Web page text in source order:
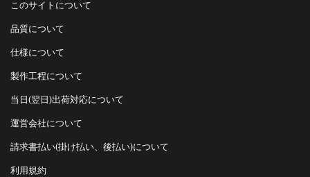
このサイトについて
品質について
仕様について
製作工程について
当日(翌日)出荷対応について
運営会社について
請求書払い(掛け払い、後払い)について
利用規約